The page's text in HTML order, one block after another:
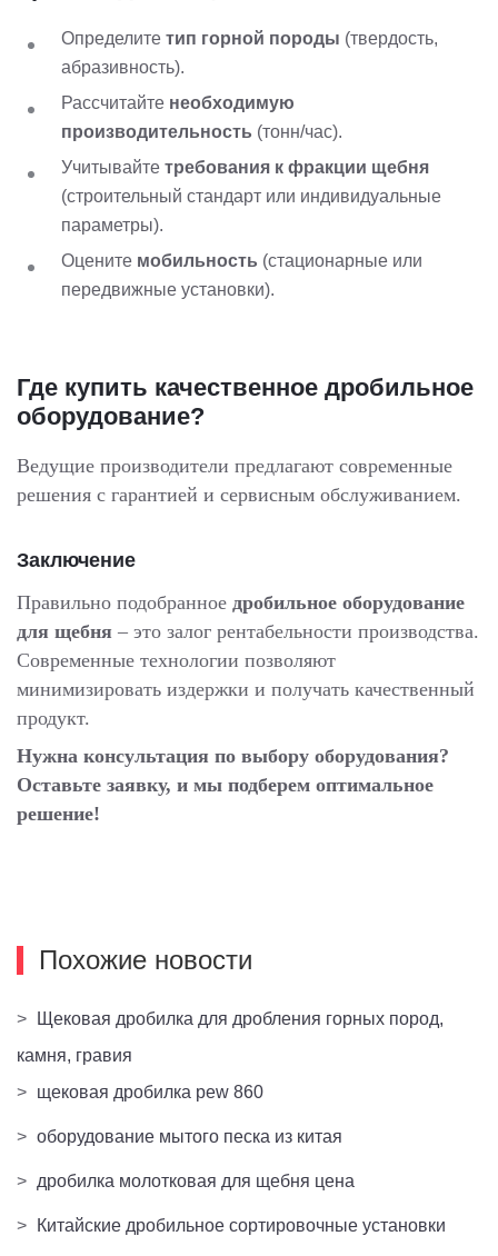
Определите тип горной породы (твердость,
абразивность).
Рассчитайте необходимую
производительность (тонн/час).
Учитывайте требования к фракции щебня
(строительный стандарт или индивидуальные
параметры).
Оцените мобильность (стационарные или
передвижные установки).
Где купить качественное дробильное
оборудование?
Ведущие производители предлагают современные
решения с гарантией и сервисным обслуживанием.
Заключение
Правильно подобранное дробильное оборудование
для щебня – это залог рентабельности производства.
Современные технологии позволяют
минимизировать издержки и получать качественный
продукт.
Нужна консультация по выбору оборудования?
Оставьте заявку, и мы подберем оптимальное
решение!
Похожие новости
>
Щековая дробилка для дробления горных пород,
камня, гравия
> щековая дробилка pew 860
> оборудование мытого песка из китая
> дробилка молотковая для щебня цена
> Китайские дробильное сортировочные установки